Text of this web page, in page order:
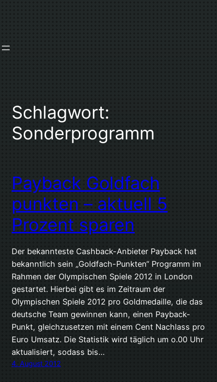
Schlagwort:
Sonderprogramm
Payback Goldfach
punkten – aktuell 5
Prozent sparen
Der bekannteste Cashback-Anbieter Payback hat
bekanntlich sein „Goldfach-Punkten“ Programm im
Rahmen der Olympischen Spiele 2012 in London
gestartet. Hierbei gibt es im Zeitraum der
Olympischen Spiele 2012 pro Goldmedaille, die das
deutsche Team gewinnen kann, einen Payback-
Punkt, gleichzusetzen mit einem Cent Nachlass pro
Euro Umsatz. Die Statistik wird täglich um o.00 Uhr
aktualisiert, sodass bis…
4. August 2012